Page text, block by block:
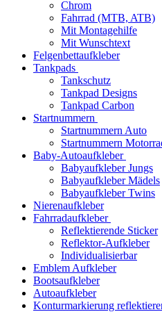
Chrom
Fahrrad (MTB, ATB)
Mit Montagehilfe
Mit Wunschtext
Felgenbettaufkleber
Tankpads
Tankschutz
Tankpad Designs
Tankpad Carbon
Startnummern
Startnummern Auto
Startnummern
Baby-Autoaufkleber
Babyaufkleber Jungs
Babyaufkleber Mädels
Babyaufkleber Twins
Nierenaufkleber
Fahrradaufkleber
Reflektierende Sticker
Reflektor-Aufkleber
Individualisierbar
Emblem Aufkleber
Bootsaufkleber
Autoaufkleber
Konturmarkierung